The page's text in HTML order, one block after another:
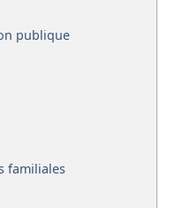
publique
familiales